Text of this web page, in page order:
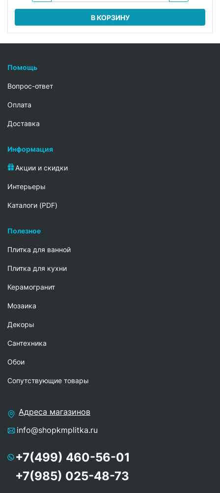
В КОРЗИНУ
Помощь
Вопрос-ответ
Oплата
Доставка
Информация
Акции и скидки
Интерьеры
Каталоги (PDF)
Полезное
Плитка для ванной
Плитка для кухни
Керамогранит
Мозаика
Декоры
Сантехника
Обои
Сопутствующие товары
Адреса магазинов
info@shopkmplitka.ru
+7(499) 460-56-01
+7(985) 025-48-73